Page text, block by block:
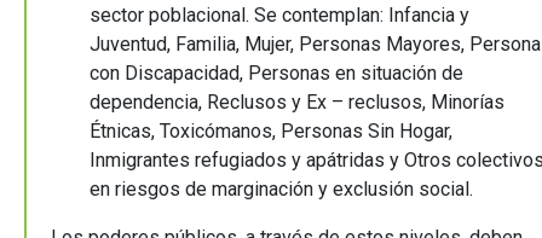
sector poblacional. Se contemplan: Infancia y
Juventud, Familia, Mujer, Personas Mayores,
con Discapacidad, Personas en situación de
dependencia, Reclusos y Ex – reclusos, Minorías
Étnicas, Toxicómanos, Personas Sin Hogar,
Inmigrantes refugiados y apátridas y Otros
en riesgos de marginación y exclusión social.